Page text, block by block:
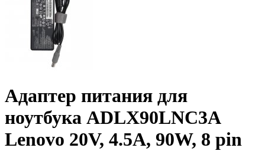
Адаптер питания для
ноутбука ADLX90LNC3A
Lenovo 20V, 4.5A, 90W, 8 pin